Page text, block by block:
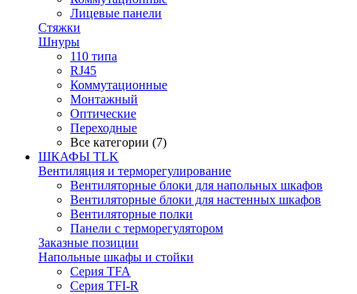
Лицевые панели
Стяжки
Шнуры
110 типа
RJ45
Коммутационные
Монтажный
Оптические
Переходные
Все категории (7)
ШКАФЫ TLK
Вентиляция и терморегулирование
Вентиляторные блоки для напольных шкафов
Вентиляторные блоки для настенных шкафов
Вентиляторные полки
Панели с терморегулятором
Заказные позиции
Напольные шкафы и стойки
Серия TFA
Серия TFI-R